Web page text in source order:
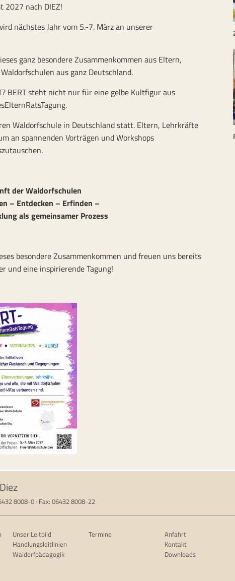
2027 nach DIEZ!
nächstes Jahr vom 5.-7. März an unserer
ganz besondere Zusammenkommen aus Eltern,
aus ganz Deutschland.
BERT steht nicht nur für eine gelbe Kultfigur aus
Waldorfschule in Deutschland statt. Eltern, Lehrkräfte
an spannenden Vorträgen und Workshops
der Waldorfschulen
– Entdecken – Erfinden –
als gemeinsamer Prozess
besondere Zusammenkommen und freuen uns bereits
und eine inspirierende Tagung!
8008-0 · Fax: 06432 8008-22
Unser Leitbild
Handlungsleitlinien
Waldorfpädagogik
Termine
Anfahrt
Kontakt
Downloads